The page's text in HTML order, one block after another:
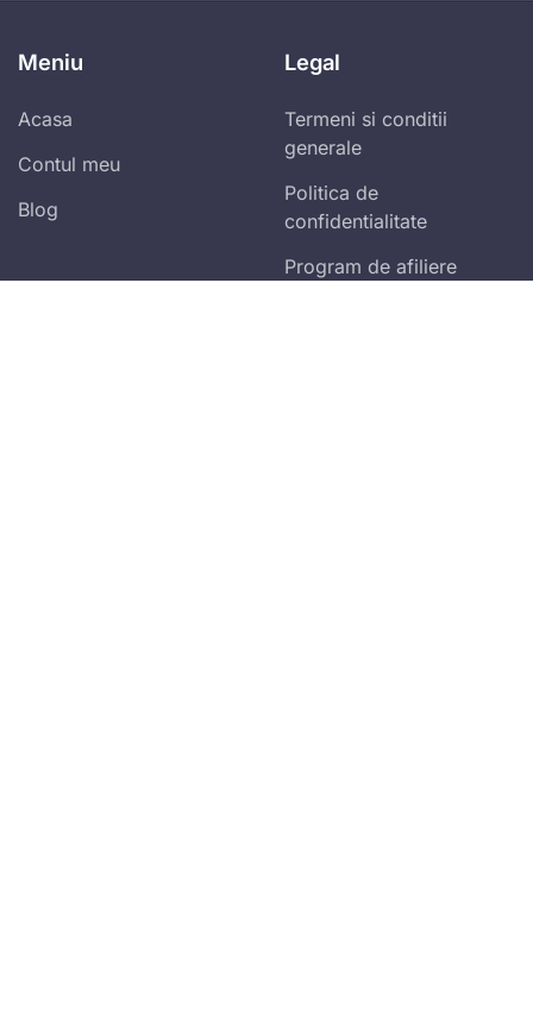
Meniu
Acasa
Contul meu
Blog
Legal
Termeni si conditii
generale
Politica de
confidentialitate
Program de afiliere